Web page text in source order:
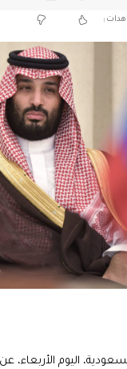
اليوم الأربعاء،